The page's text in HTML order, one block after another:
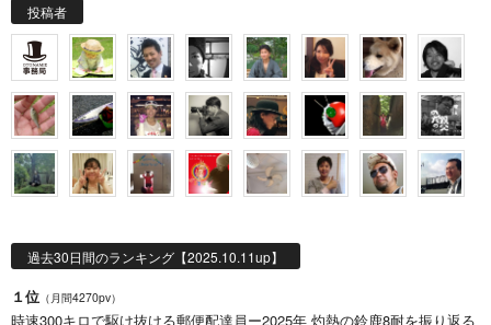
投稿者
過去30日間のランキング【2025.10.11up】
１位 （月間4270pv）
時速300キロで駆け抜ける郵便配達員ー2025年 灼熱の鈴鹿8耐を振り返る